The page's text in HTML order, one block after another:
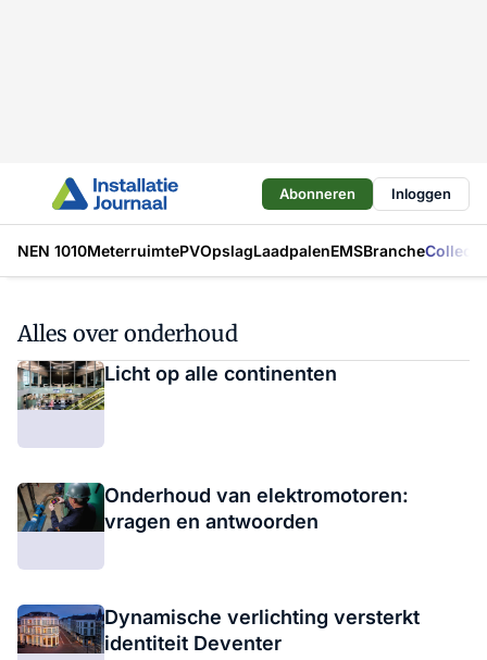
Abonneren Inloggen
NEN 1010MeterruimtePVOpslagLaadpalenEMSBranche
Alles over onderhoud
Licht op alle continenten
Onderhoud van elektromotoren:
vragen en antwoorden
Dynamische verlichting versterkt
identiteit Deventer